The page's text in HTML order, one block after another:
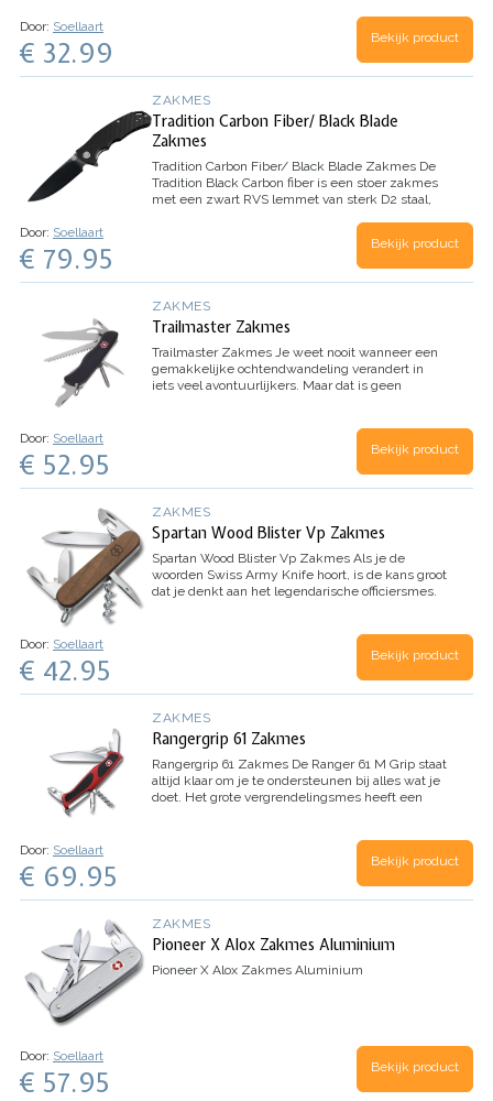
Door: Soellaart
€ 32.99 Bekijk product
ZAKMES
Tradition Carbon Fiber/ Black Blade
Zakmes
Tradition Carbon Fiber/ Black Blade Zakmes De
Tradition Black Carbon fiber is een stoer zakmes
met een zwart RVS lemmet van sterk D2 staal,
omwisselbare zwarte RVS deep pocket clip. Het
Door: Soellaart
€ 79.95 Bekijk product
ZAKMES
Trailmaster Zakmes
Trailmaster Zakmes Je weet nooit wanneer een
gemakkelijke ochtendwandeling verandert in
iets veel avontuurlijkers. Maar dat is geen
Door: Soellaart
€ 52.95 Bekijk product
ZAKMES
Spartan Wood Blister Vp Zakmes
Spartan Wood Blister Vp Zakmes Als je de
woorden Swiss Army Knife hoort, is de kans groot
dat je denkt aan het legendarische officiersmes.
Door: Soellaart
€ 42.95 Bekijk product
ZAKMES
Rangergrip 61 Zakmes
Rangergrip 61 Zakmes De Ranger 61 M Grip staat
altijd klaar om je te ondersteunen bij alles wat je
doet. Het grote vergrendelingsmes heeft een
Door: Soellaart
€ 69.95 Bekijk product
ZAKMES
Pioneer X Alox Zakmes Aluminium
Pioneer X Alox Zakmes Aluminium
Door: Soellaart
€ 57.95 Bekijk product